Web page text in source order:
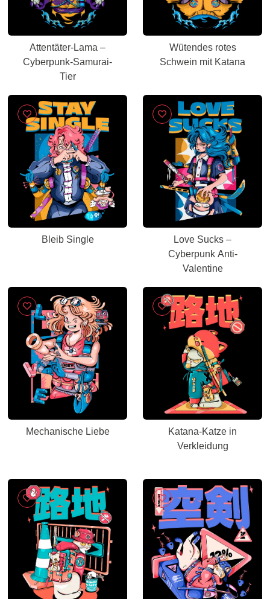
Attentäter-Lama –
Cyberpunk-Samurai-
Tier
Wütendes rotes
Schwein mit Katana
Bleib Single
Love Sucks –
Cyberpunk Anti-
Valentine
Mechanische Liebe
Katana-Katze in
Verkleidung